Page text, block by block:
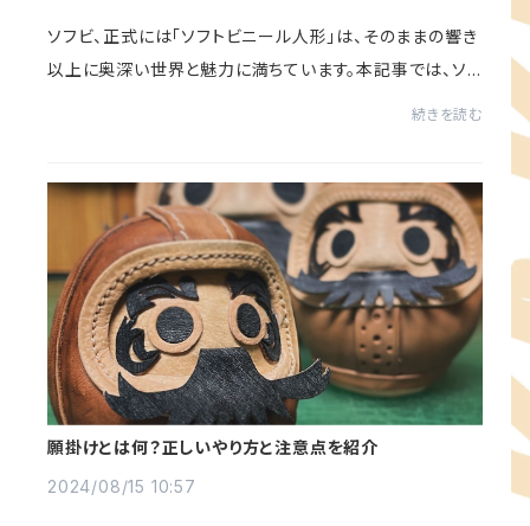
ソフビ、正式には「ソフトビニール人形」は、そのままの響き
以上に奥深い世界と魅力に満ちています。本記事では、ソフ
続きを読む
願掛けとは何？正しいやり方と注意点を紹介
2024/08/15 10:57